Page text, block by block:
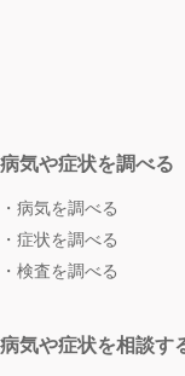
病気や症状を調べる
病気を調べる
症状を調べる
検査を調べる
病気や症状を相談す